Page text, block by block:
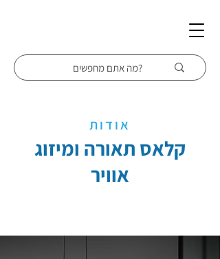
אודות
קלאס תאורה ומיזוג
אוויר